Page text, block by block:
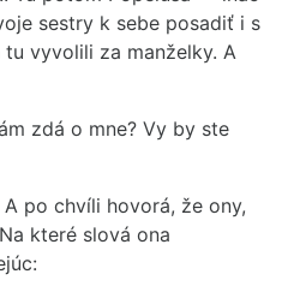
sestry k sebe posadiť i s
vyvolili za manželky. A
zdá o mne? Vy by ste
po chvíli hovorá, že ony,
které slová ona